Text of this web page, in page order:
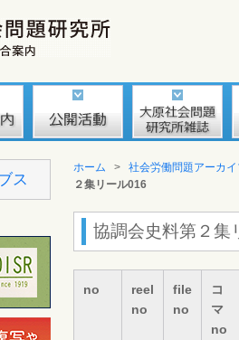
ス
ホーム > 社会労働問題アーカ
２集リール016
協調会史料第２集
no
reel
no
file
no
コ
マ
no